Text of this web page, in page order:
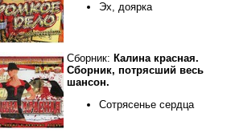
Эх, доярка
Сборник: Калина красная.
Сборник, потрясший весь
шансон.
Сотрясенье сердца